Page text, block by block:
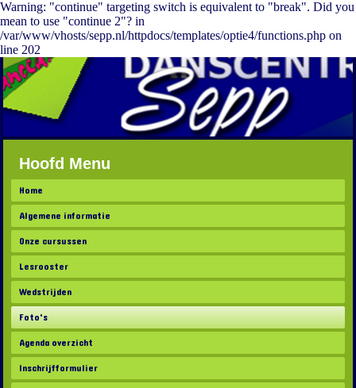
Warning: "continue" targeting switch is equivalent to "break". Did you
mean to use "continue 2"? in
/var/www/vhosts/sepp.nl/httpdocs/templates/optie4/functions.php on
line 202
Hoofd Menu
Home
Algemene informatie
Onze cursussen
Lesrooster
Wedstrijden
Foto's
Agenda overzicht
Inschrijfformulier